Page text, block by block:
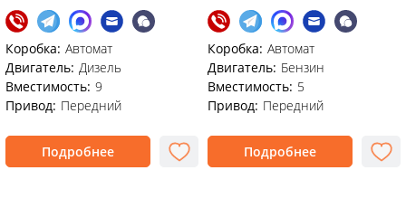
Коробка: Автомат
Двигатель: Дизель
Вместимость: 9
Привод: Передний
Подробнее
Коробка: Автомат
Двигатель: Бензин
Вместимость: 5
Привод: Передний
Подробнее